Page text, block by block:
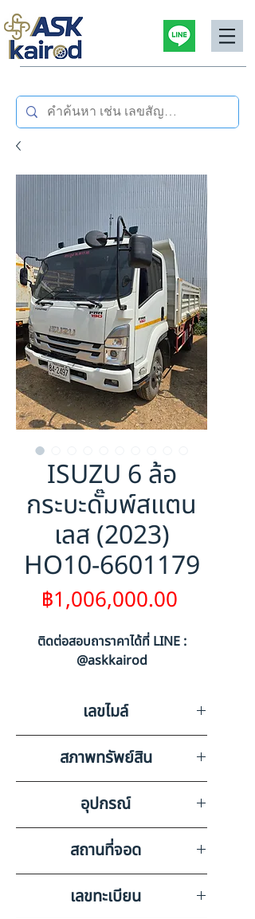
ISUZU 6 ล้อ
กระบะดั๊มพ์สแตน
เลส (2023)
HO10-6601179
฿1,006,000.00
ติดต่อสอบถาราคาได้ที่ LINE :
@askkairod
เลขไมล์
24638
สภาพทรัพย์สิน
ปานกลาง
อุปกรณ์
ไม่มี
สถานที่จอด
บริษัท สยามอินเตอร์การประมูล
จำกัด พระนครศรีอยุธยา
เลขทะเบียน